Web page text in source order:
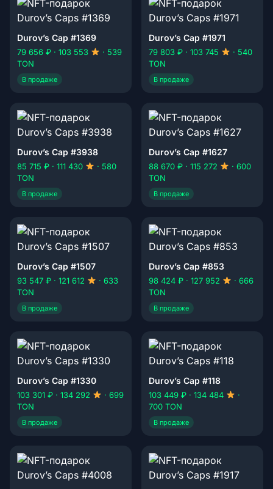
Durov’s Cap #1369
79 656 ₽ · 103 553
· 539
TON
В продаже
Durov’s Cap #1971
79 803 ₽ · 103 745
· 540
TON
В продаже
Durov’s Cap #3938
85 715 ₽ · 111 430
· 580
TON
В продаже
Durov’s Cap #1627
88 670 ₽ · 115 272
· 600
TON
В продаже
Durov’s Cap #1507
93 547 ₽ · 121 612
· 633
TON
В продаже
Durov’s Cap #853
98 424 ₽ · 127 952
· 666
TON
В продаже
Durov’s Cap #1330
103 301 ₽ · 134 292
· 699
TON
В продаже
Durov’s Cap #118
103 449 ₽ · 134 484
·
700 TON
В продаже